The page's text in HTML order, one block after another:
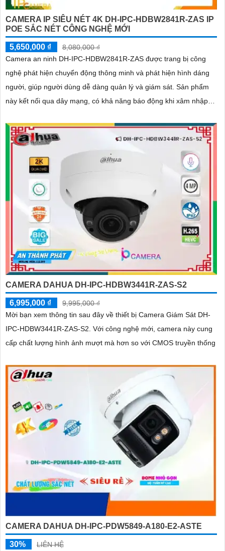
CAMERA IP SIÊU NÉT 4K DH-IPC-HDBW2841R-ZAS IP
POE SẮC NÉT CÔNG NGHỆ MỚI
5,650,000 ₫
8,080,000 ₫
Camera an ninh DH-IPC-HDBW2841R-ZAS được trang bị công
nghệ phát hiện chuyển động thông minh và phát hiện hình dáng
người, giúp người dùng dễ dàng quản lý và giám sát. Sản phẩm
này kết nối qua dây mạng, có khả năng báo động khi xâm nhập
CAMERA DAHUA DH-IPC-HDBW3441R-ZAS-S2
6,995,000 ₫
9,995,000 ₫
Mời bạn xem thông tin sau đây về thiết bị Camera Giám Sát DH-
IPC-HDBW3441R-ZAS-S2. Với công nghệ mới, camera này cung
cấp chất lượng hình ảnh mượt mà hơn so với CMOS truyền thống
CAMERA DAHUA DH-IPC-PDW5849-A180-E2-ASTE
30%
LIÊN HỆ